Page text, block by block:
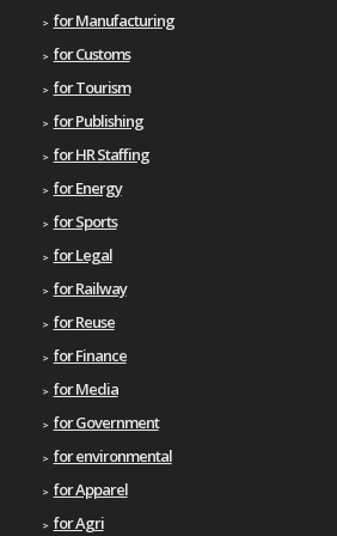
for Manufacturing
for Customs
for Tourism
for Publishing
for HR Staffing
for Energy
for Sports
for Legal
for Railway
for Reuse
for Finance
for Media
for Government
for environmental
for Apparel
for Agri